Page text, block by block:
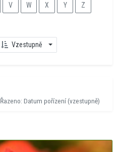
V W X Y Z
Vzestupně
Řazeno: Datum pořízení (vzestupně)